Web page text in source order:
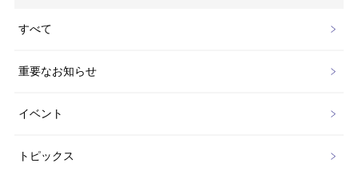
すべて
重要なお知らせ
イベント
トピックス